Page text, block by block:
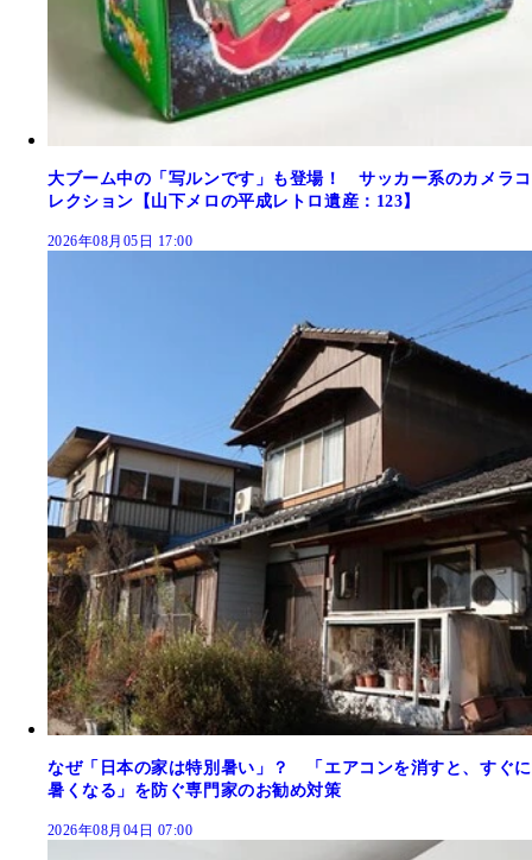
大ブーム中の「写ルンです」も登場！ サッカー系のカメラコ
レクション【山下メロの平成レトロ遺産：123】
2026年08月05日 17:00
なぜ「日本の家は特別暑い」？ 「エアコンを消すと、すぐに
暑くなる」を防ぐ専門家のお勧め対策
2026年08月04日 07:00